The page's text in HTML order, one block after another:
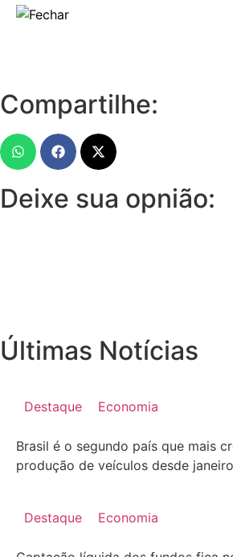
Compartilhe:
Deixe sua opnião:
Últimas Notícias
Destaque Economia
Brasil é o segundo país que mais
produção de veículos desde
Destaque Economia